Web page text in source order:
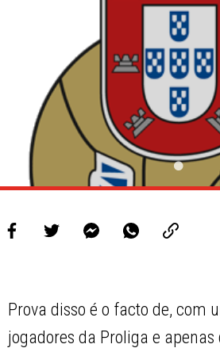
Prova disso é o facto de, com
jogadores da Proliga e apenas